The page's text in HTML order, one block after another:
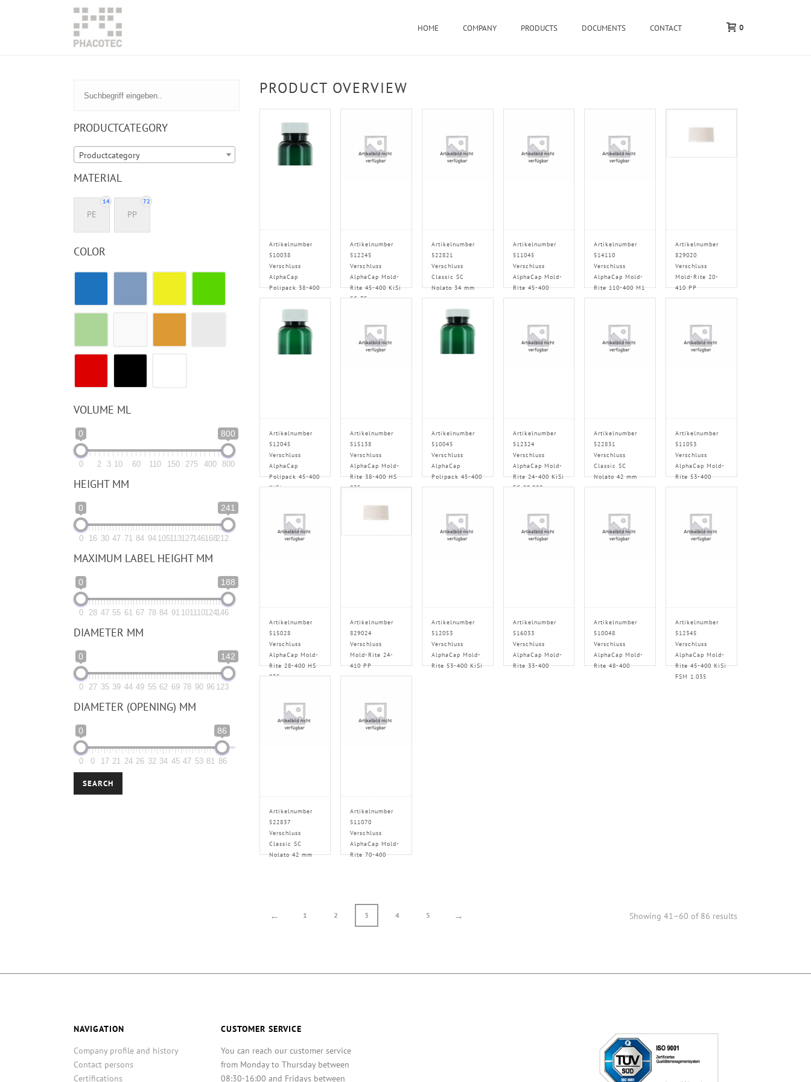
HOME COMPANY PRODUCTS DOCUMENTS CONTACT 0
PRODUCT OVERVIEW
Artikelnumber
510038
Verschluss
AlphaCap
Polipack 38-400
Artikelnumber
512245
Verschluss
AlphaCap Mold-
Rite 45-400 KiSi
SG 75
Artikelnumber
522821
Verschluss
Classic SC
Nolato 34 mm
Artikelnumber
511045
Verschluss
AlphaCap Mold-
Rite 45-400
Artikelnumber
514110
Verschluss
AlphaCap Mold-
Rite 110-400 M1
Artikelnumber
829020
Verschluss
Mold-Rite 20-
410 PP
Artikelnumber
512045
Verschluss
AlphaCap
Polipack 45-400
KiSi
Artikelnumber
515138
Verschluss
AlphaCap Mold-
Rite 38-400 HS
035
Artikelnumber
510045
Verschluss
AlphaCap
Polipack 45-400
Artikelnumber
512324
Verschluss
AlphaCap Mold-
Rite 24-400 KiSi
SG 90.020
Artikelnumber
522831
Verschluss
Classic SC
Nolato 42 mm
Artikelnumber
511053
Verschluss
AlphaCap Mold-
Rite 53-400
Artikelnumber
515028
Verschluss
AlphaCap Mold-
Rite 28-400 HS
035
Artikelnumber
829024
Verschluss
Mold-Rite 24-
410 PP
Artikelnumber
512053
Verschluss
AlphaCap Mold-
Rite 53-400 KiSi
Artikelnumber
516033
Verschluss
AlphaCap Mold-
Rite 33-400
Artikelnumber
510048
Verschluss
AlphaCap Mold-
Rite 48-400
Artikelnumber
512345
Verschluss
AlphaCap Mold-
Rite 45-400 KiSi
FSM 1.035
Artikelnumber
522837
Verschluss
Classic SC
Nolato 42 mm
Artikelnumber
511070
Verschluss
AlphaCap Mold-
Rite 70-400
← 1 2 3 4 5 → Showing 41–60 of 86 results
PRODUCTCATEGORY
Productcategory
MATERIAL
14
PE
72
PP
COLOR
VOLUME ML
0 800
0 2 3 10 60 110 150 275 400 800
HEIGHT MM
0 241
0 16 30 47 71 84 94 105113127146168212
MAXIMUM LABEL HEIGHT MM
0 188
0 28 47 55 61 67 78 84 91 101110124146
DIAMETER MM
0 142
0 27 35 39 44 49 55 62 69 78 90 96 123
DIAMETER (OPENING) MM
0 86
0 0 17 21 24 26 32 34 45 47 53 81 86
SEARCH
NAVIGATION
Company profile and history
Contact persons
Certifications
CUSTOMER SERVICE
You can reach our customer service
from Monday to Thursday between
08:30-16:00 and Fridays between